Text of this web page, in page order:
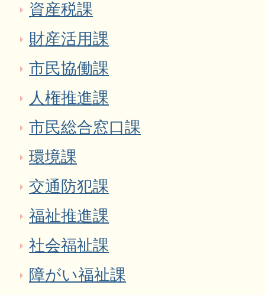
資産税課
財産活用課
市民協働課
人権推進課
市民総合窓口課
環境課
交通防犯課
福祉推進課
社会福祉課
障がい福祉課